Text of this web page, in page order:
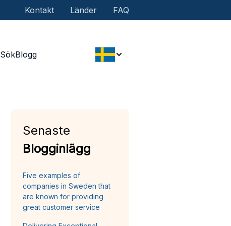
Kontakt Länder FAQ
SökBlogg
Senaste
Blogginlägg
Five examples of
companies in Sweden that
are known for providing
great customer service